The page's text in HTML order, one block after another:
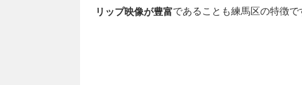
リップ映像が豊富であることも練馬区の特徴